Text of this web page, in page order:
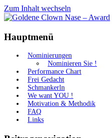
Zum Inhalt wechseln
Goldene Clown
der Bevölkerung
Hauptmenü
Nominierungen
Nominieren Sie !
Performance Chart
Frei Gedacht
Schmankerln
We want YOU !
Motivation & Methodik
FAQ
Links